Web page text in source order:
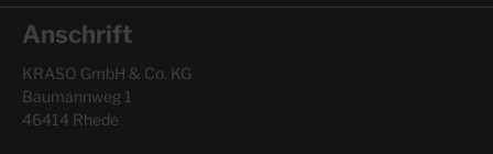
Anschrift
KRASO GmbH & Co. KG
Baumannweg 1
46414 Rhede